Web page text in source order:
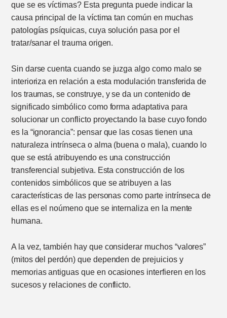
que se es víctimas? Esta pregunta puede indicar la
causa principal de la víctima tan común en muchas
patologías psíquicas, cuya solución pasa por el
tratar/sanar el trauma origen.
Sin darse cuenta cuando se juzga algo como malo se
interioriza en relación a esta modulación transferida de
los traumas, se construye, y se da un contenido de
significado simbólico como forma adaptativa para
solucionar un conflicto proyectando la base cuyo fondo
es la “ignorancia”: pensar que las cosas tienen una
naturaleza intrínseca o alma (buena o mala), cuando lo
que se está atribuyendo es una construcción
transferencial subjetiva. Esta construcción de los
contenidos simbólicos que se atribuyen a las
características de las personas como parte intrínseca de
ellas es el noúmeno que se internaliza en la mente
humana.
A la vez, también hay que considerar muchos “valores”
(mitos del perdón) que dependen de prejuicios y
memorias antiguas que en ocasiones interfieren en los
sucesos y relaciones de conflicto.